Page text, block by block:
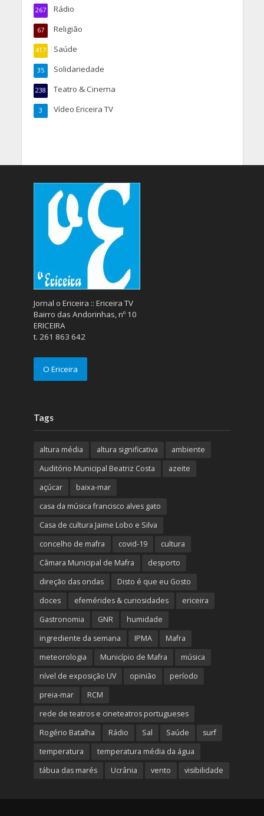
Rádio
267
Religião
67
Saúde
417
Solidariedade
35
Teatro & Cinema
238
Vídeo Ericeira TV
3
Jornal o Ericeira :: Ericeira TV
Bairro das Andorinhas, nº 10
ERICEIRA
t. 261 863 642
O Ericeira
Tags
altura média altura significativa
ambiente
Auditório Municipal Beatriz Costa
azeite
açúcar
baixa-mar
casa da música francisco alves gato
Casa de cultura Jaime Lobo e Silva
concelho de mafra
covid-19
cultura
Câmara Municipal de Mafra
desporto
direção das ondas
Disto é que eu Gosto
doces
efemérides & curiosidades
ericeira
Gastronomia
GNR
humidade
ingrediente da semana
IPMA
Mafra
meteorologia
Município de Mafra
música
nível de exposição UV
opinião
período
preia-mar
RCM
rede de teatros e cineteatros portugueses
Rogério Batalha
Rádio Sal Saúde
surf
temperatura
temperatura média da água
tábua das marés
Ucrânia vento visibilidade